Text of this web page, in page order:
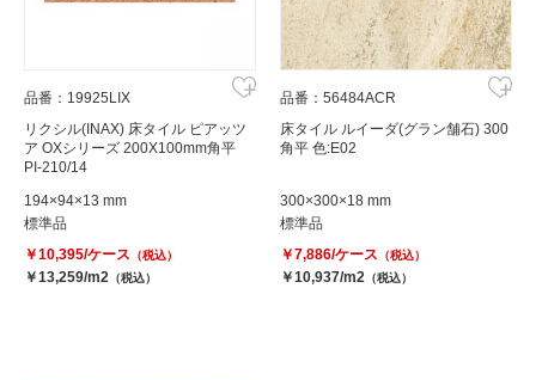
品番：19925LIX
リクシル(INAX) 床タイル ピアッツ
ア OXシリーズ 200X100mm角平
PI-210/14
194×94×13 mm
標準品
￥10,395/ケース （税込）
￥13,259/m2 （税込）
品番：56484ACR
床タイル ルイーダ(グラン舗石) 300
角平 色:E02
300×300×18 mm
標準品
￥7,886/ケース （税込）
￥10,937/m2 （税込）